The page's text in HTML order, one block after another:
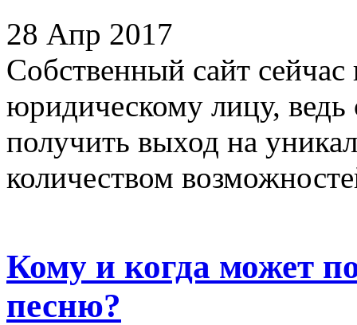
28 Апр 2017
Собственный сайт
юридическому лицу,
получить выход на
количеством
Кому и когда может
песню?